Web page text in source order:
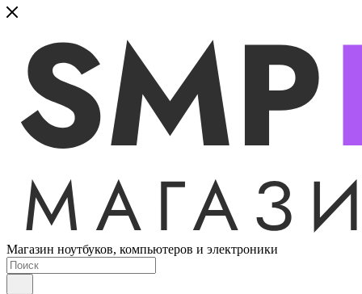
Магазин ноутбуков, компьютеров и электроники